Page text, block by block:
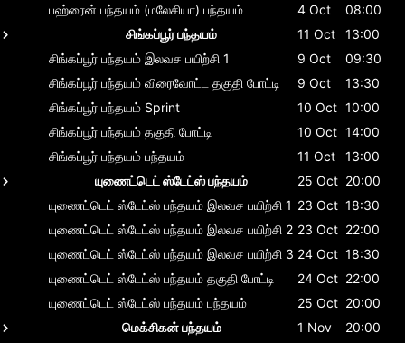
பஹ்ரைன் பந்தயம் (மலேசியா) பந்தயம் 4 Oct
08:00
சிங்கப்பூர் பந்தயம்
11 Oct
13:00
சிங்கப்பூர் பந்தயம் இலவச பயிற்சி 1 9 Oct
09:30
சிங்கப்பூர் பந்தயம் விரைவோட்ட தகுதி போட்டி 9 Oct
13:30
சிங்கப்பூர் பந்தயம் Sprint 10 Oct 10:00
சிங்கப்பூர் பந்தயம் தகுதி போட்டி 10 Oct 14:00
சிங்கப்பூர் பந்தயம் பந்தயம் 11 Oct
13:00
யுணைட்டெட் ஸ்டேட்ஸ் பந்தயம்
25 Oct 20:00
யுணைட்டெட் ஸ்டேட்ஸ் பந்தயம் இலவச பயிற்சி 1 23 Oct 18:30
யுணைட்டெட் ஸ்டேட்ஸ் பந்தயம் இலவச பயிற்சி 2 23 Oct 22:00
யுணைட்டெட் ஸ்டேட்ஸ் பந்தயம் இலவச பயிற்சி 3 24 Oct 18:30
யுணைட்டெட் ஸ்டேட்ஸ் பந்தயம் தகுதி போட்டி 24 Oct 22:00
யுணைட்டெட் ஸ்டேட்ஸ் பந்தயம் பந்தயம் 25 Oct 20:00
மெக்சிகன் பந்தயம்
1 Nov 20:00